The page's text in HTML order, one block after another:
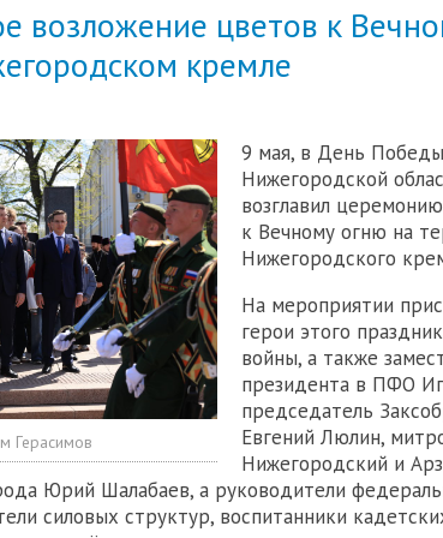
возложение цветов к
кремле
Герасимов
9 мая, в День
Нижегородской
возглавил
к Вечному огню на
Нижегородского
На мероприятии
герои этого
войны, а также
президента в ПФО
председатель
Евгений Люлин,
Нижегородский и
Юрий Шалабаев, а руководители
силовых структур, воспитанники